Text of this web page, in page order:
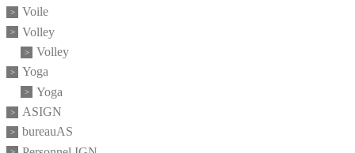
Voile
Volley
Volley
Yoga
Yoga
ASIGN
bureauAS